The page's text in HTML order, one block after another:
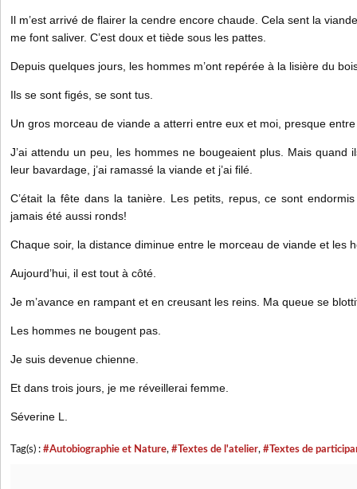
Il m’est arrivé de flairer la cendre encore chaude. Cela sent la
me font saliver. C’est doux et tiède sous les pattes.
Depuis quelques jours, les hommes m’ont repérée à la lisière du
Ils se sont figés, se sont tus.
Un gros morceau de viande a atterri entre eux et moi, presque
J’ai attendu un peu, les hommes ne bougeaient plus. Mais quand
leur bavardage, j’ai ramassé la viande et j’ai filé.
C’était la fête dans la tanière. Les petits, repus, ce sont endormis
jamais été aussi ronds!
Chaque soir, la distance diminue entre le morceau de viande et les
Aujourd’hui, il est tout à côté.
Je m’avance en rampant et en creusant les reins. Ma queue se
Les hommes ne bougent pas.
Je suis devenue chienne.
Et dans trois jours, je me réveillerai femme.
Séverine L.
Tag(s) : #Autobiographie et Nature, #Textes de l'atelier, #Textes de